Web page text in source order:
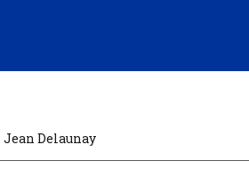
Jean Delaunay